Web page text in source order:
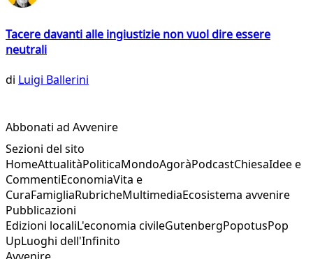
Tacere davanti alle ingiustizie non vuol dire essere
neutrali
di Luigi Ballerini
Abbonati ad Avvenire
Sezioni del sito
HomeAttualitàPoliticaMondoAgoràPodcastChiesaIdee e
CommentiEconomiaVita e
CuraFamigliaRubricheMultimediaEcosistema avvenire
Pubblicazioni
Edizioni localiL'economia civileGutenbergPopotusPop
UpLuoghi dell'Infinito